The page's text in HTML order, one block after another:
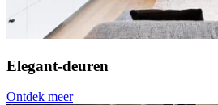
Elegant-deuren
Ontdek meer